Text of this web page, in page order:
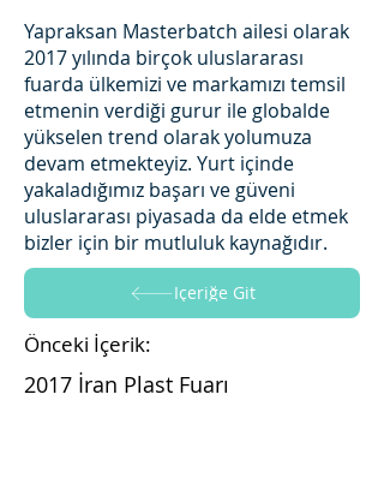
Yapraksan Masterbatch ailesi olarak
2017 yılında birçok uluslararası
fuarda ülkemizi ve markamızı temsil
etmenin verdiği gurur ile globalde
yükselen trend olarak yolumuza
devam etmekteyiz. Yurt içinde
yakaladığımız başarı ve güveni
uluslararası piyasada da elde etmek
bizler için bir mutluluk kaynağıdır.
İçeriğe Git
Önceki İçerik:
2017 İran Plast Fuarı